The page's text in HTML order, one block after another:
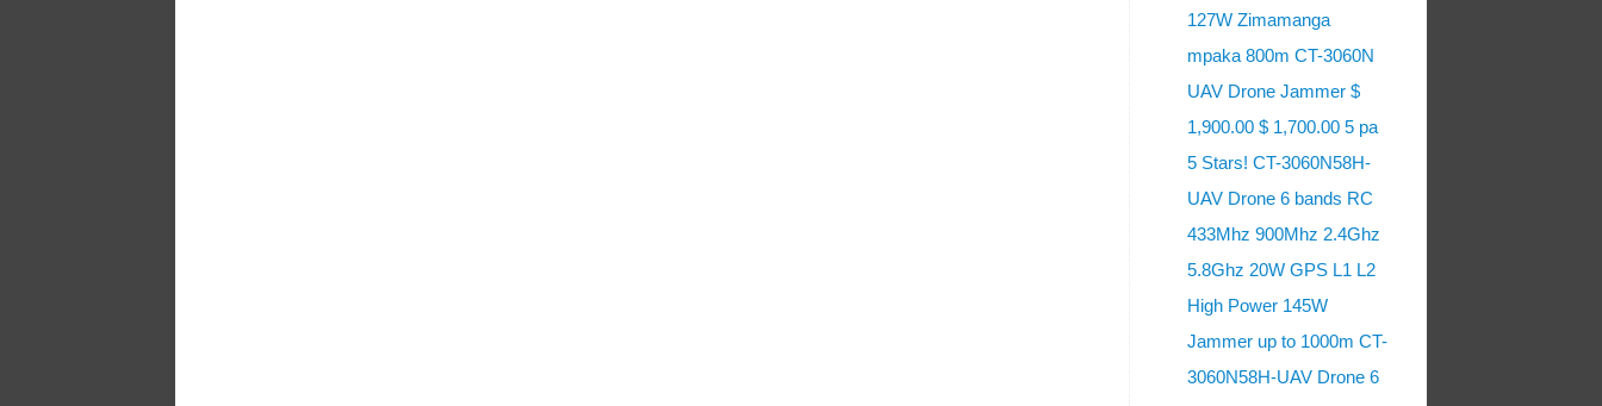
127W Zimamanga
mpaka 800m CT-3060N
UAV Drone Jammer $
1,900.00 $ 1,700.00 5 pa
5 Stars! CT-3060N58H-
UAV Drone 6 bands RC
433Mhz 900Mhz 2.4Ghz
5.8Ghz 20W GPS L1 L2
High Power 145W
Jammer up to 1000m CT-
3060N58H-UAV Drone 6